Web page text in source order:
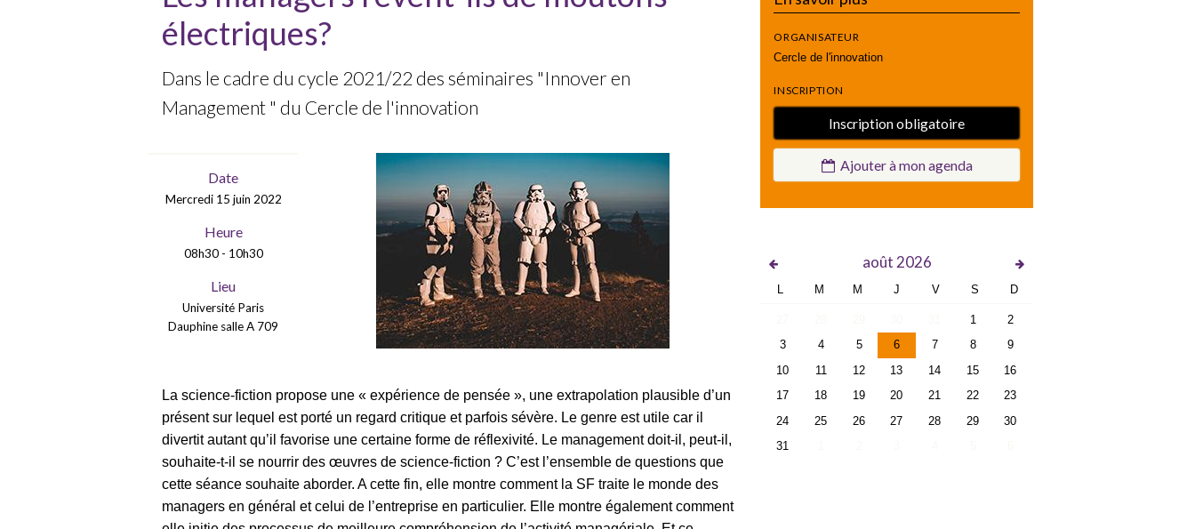
électriques?
Dans le cadre du cycle 2021/22 des séminaires "Innover en
Management " du Cercle de l'innovation
Date
Mercredi 15 juin 2022
Heure
08h30 - 10h30
Lieu
Université Paris
Dauphine salle A 709
La science-fiction propose une « expérience de pensée », une extrapolation plausible d’un
présent sur lequel est porté un regard critique et parfois sévère. Le genre est utile car il
divertit autant qu’il favorise une certaine forme de réflexivité. Le management doit-il, peut-il,
souhaite-t-il se nourrir des œuvres de science-fiction ? C’est l’ensemble de questions que
cette séance souhaite aborder. A cette fin, elle montre comment la SF traite le monde des
managers en général et celui de l’entreprise en particulier. Elle montre également comment
ORGANISATEUR
Cercle de l'innovation
INSCRIPTION
Inscription obligatoire
Ajouter à mon agenda
août 2026
L M M J V S D
1
2
3
4 5 6 7 8
9
10
11 12 13 14 15
16
17
18 19 20 21 22
23
24
25 26 27 28 29
30
31